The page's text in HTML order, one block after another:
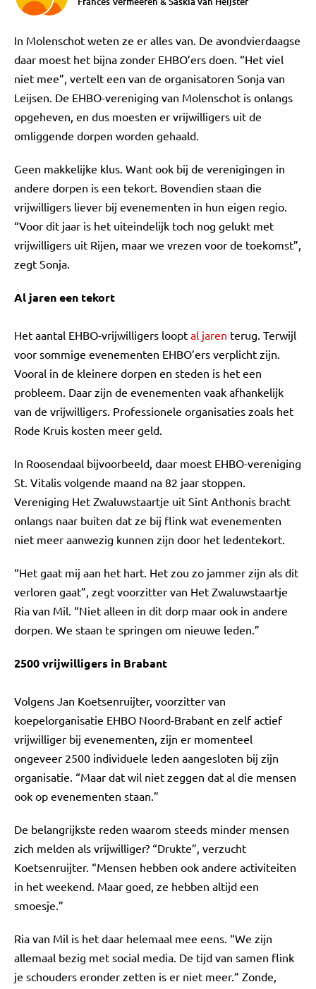
In Molenschot weten ze er alles van. De avondvierdaagse
daar moest het bijna zonder EHBO’ers doen. “Het viel
niet mee”, vertelt een van de organisatoren Sonja van
Leijsen. De EHBO-vereniging van Molenschot is onlangs
opgeheven, en dus moesten er vrijwilligers uit de
omliggende dorpen worden gehaald.
Geen makkelijke klus. Want ook bij de verenigingen in
andere dorpen is een tekort. Bovendien staan die
vrijwilligers liever bij evenementen in hun eigen regio.
“Voor dit jaar is het uiteindelijk toch nog gelukt met
vrijwilligers uit Rijen, maar we vrezen voor de toekomst”,
zegt Sonja.
Al jaren een tekort
Het aantal EHBO-vrijwilligers loopt al jaren terug. Terwijl
voor sommige evenementen EHBO’ers verplicht zijn.
Vooral in de kleinere dorpen en steden is het een
probleem. Daar zijn de evenementen vaak afhankelijk
van de vrijwilligers. Professionele organisaties zoals het
Rode Kruis kosten meer geld.
In Roosendaal bijvoorbeeld, daar moest EHBO-vereniging
St. Vitalis volgende maand na 82 jaar stoppen.
Vereniging Het Zwaluwstaartje uit Sint Anthonis bracht
onlangs naar buiten dat ze bij flink wat evenementen
niet meer aanwezig kunnen zijn door het ledentekort.
“Het gaat mij aan het hart. Het zou zo jammer zijn als dit
verloren gaat”, zegt voorzitter van Het Zwaluwstaartje
Ria van Mil. “Niet alleen in dit dorp maar ook in andere
dorpen. We staan te springen om nieuwe leden.”
2500 vrijwilligers in Brabant
Volgens Jan Koetsenruijter, voorzitter van
koepelorganisatie EHBO Noord-Brabant en zelf actief
vrijwilliger bij evenementen, zijn er momenteel
ongeveer 2500 individuele leden aangesloten bij zijn
organisatie. “Maar dat wil niet zeggen dat al die mensen
ook op evenementen staan.”
De belangrijkste reden waarom steeds minder mensen
zich melden als vrijwilliger? “Drukte”, verzucht
Koetsenruijter. “Mensen hebben ook andere activiteiten
in het weekend. Maar goed, ze hebben altijd een
smoesje.”
Ria van Mil is het daar helemaal mee eens. “We zijn
allemaal bezig met social media. De tijd van samen flink
je schouders eronder zetten is er niet meer.” Zonde,